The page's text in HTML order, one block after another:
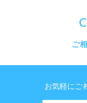
ご
お気軽にご